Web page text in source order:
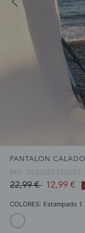
PANTALON
REF: 2623061350001
Price reduced from
22,99 €to12,99 €
COLORES: Estampado 1